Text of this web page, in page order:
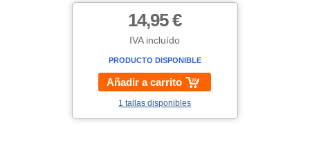
14,95 €
IVA incluído
PRODUCTO DISPONIBLE
Añadir a carrito
1 tallas disponibles